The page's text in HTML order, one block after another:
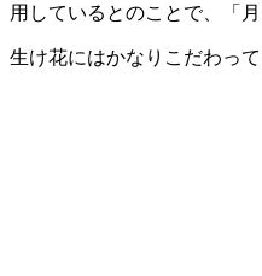
用しているとのことで、「
生け花にはかなりこだわっ